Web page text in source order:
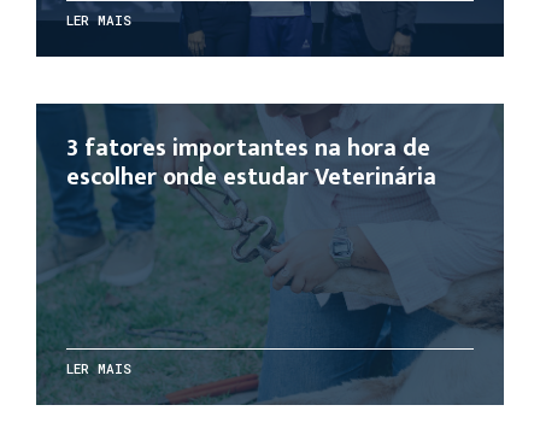
LER MAIS
3 fatores importantes na hora de
escolher onde estudar Veterinária
LER MAIS